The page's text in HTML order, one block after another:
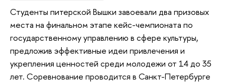
Студенты питерской Вышки завоевали два призовых
места на финальном этапе кейс-чемпионата по
государственному управлению в сфере культуры,
предложив эффективные идеи привлечения и
укрепления ценностей среди молодежи от 14 до 35
лет. Соревнование проводится в Санкт-Петербурге